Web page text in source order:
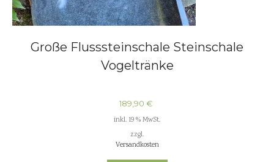
Große Flusssteinschale Steinschale
Vogeltränke
189,90 €
inkl. 19 % MwSt.
zzgl.
Versandkosten